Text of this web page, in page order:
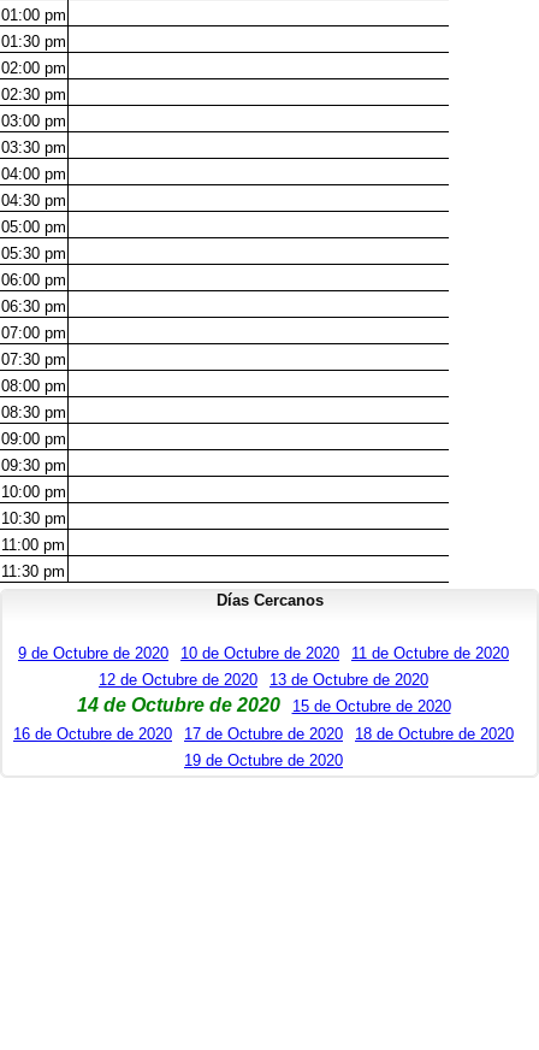
01:00 pm
01:30 pm
02:00 pm
02:30 pm
03:00 pm
03:30 pm
04:00 pm
04:30 pm
05:00 pm
05:30 pm
06:00 pm
06:30 pm
07:00 pm
07:30 pm
08:00 pm
08:30 pm
09:00 pm
09:30 pm
10:00 pm
10:30 pm
11:00 pm
11:30 pm
Días Cercanos
9 de Octubre de 2020 10 de Octubre de 2020
11 de Octubre de 2020
12 de Octubre de 2020
13 de Octubre de 2020
14 de Octubre de 2020
15 de Octubre de 2020
16 de Octubre de 2020
17 de Octubre de 2020
18 de Octubre de 2020
19 de Octubre de 2020